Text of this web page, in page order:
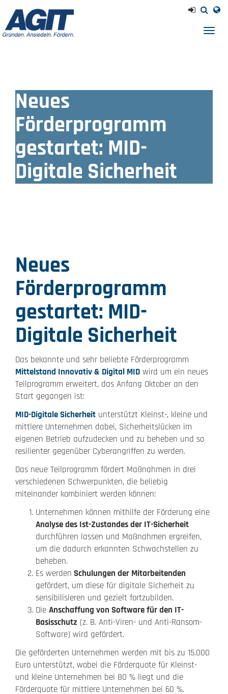
Neues
Förderprogramm
gestartet: MID-
Digitale Sicherheit
Neues
Förderprogramm
gestartet: MID-
Digitale Sicherheit
Das bekannte und sehr beliebte Förderprogramm
Mittelstand Innovativ & Digital MID wird um ein neues
Teilprogramm erweitert, das Anfang Oktober an den
Start gegangen ist:
MID-Digitale Sicherheit unterstützt Kleinst-, kleine und
mittlere Unternehmen dabei, Sicherheitslücken im
eigenen Betrieb aufzudecken und zu beheben und so
resilienter gegenüber Cyberangriffen zu werden.
Das neue Teilprogramm fördert Maßnahmen in drei
verschiedenen Schwerpunkten, die beliebig
miteinander kombiniert werden können:
Unternehmen können mithilfe der Förderung eine
Analyse des Ist-Zustandes der IT-Sicherheit
durchführen lassen und Maßnahmen ergreifen,
um die dadurch erkannten Schwachstellen zu
beheben.
Es werden Schulungen der Mitarbeitenden
gefördert, um diese für digitale Sicherheit zu
sensibilisieren und gezielt fortzubilden.
Die Anschaffung von Software für den IT-
Basisschutz (z. B. Anti-Viren- und Anti-Ransom-
Software) wird gefördert.
Die geförderten Unternehmen werden mit bis zu 15.000
Euro unterstützt, wobei die Förderquote für Kleinst-
und kleine Unternehmen bei 80 % liegt und die
Förderquote für mittlere Unternehmen bei 60 %.